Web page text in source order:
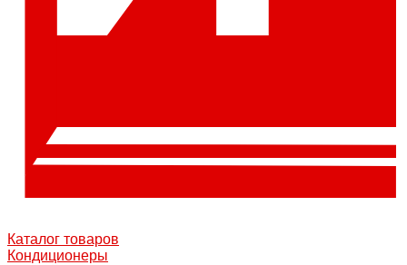
Каталог товаров
Кондиционеры